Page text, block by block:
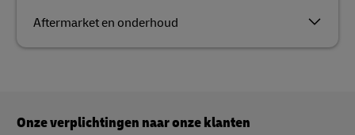
Aftermarket en onderhoud
Onze verplichtingen naar onze klanten